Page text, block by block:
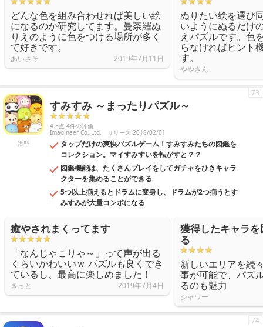
どんな色を組み合わせれば美しい絵
になるのか研究してます。曼荼羅ぬ
りえのように色をつける場所が多く
て好きです。
あいさそ 2019年7月11日
ぬりたい絵を選び
いようにぬるだけ
えパズルです。色
らなければヒント
す。
ややさん
無料
すみすみ ～まったりパズル～
4.3点 4件の評価
Imagineer Co.,Ltd. リリース 2018/02/01
タップだけの爽快パズルゲーム！すみすみたちの図鑑を
コレクション。マイすみすいを転がすと？？
図鑑機能は、たくさんプレイをしてガチャをひきキャラ
クターを集めることができる
5つ以上揃えるとドラムに変身し、ドラムが2つ揃うとす
みすみが大量コンボになる
73
癒やされまくってます
「なんじゃこりゃ～」って声が出る
くらいかわいいｗ パズルも良くでき
ているし、最高に楽しめました！
きっと 2019年7月4日
獲得したキャラ
る
新しいエリアを続
事が可能で、パズ
るのも魅力
シャワー
74